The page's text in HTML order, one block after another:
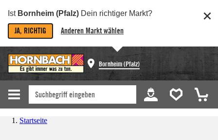
Ist Bornheim (Pfalz) Dein richtiger Markt?
JA, RICHTIG Anderen Markt wählen
Bornheim (Pfalz)
Startseite